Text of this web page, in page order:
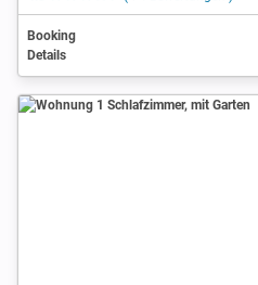
Booking
Details